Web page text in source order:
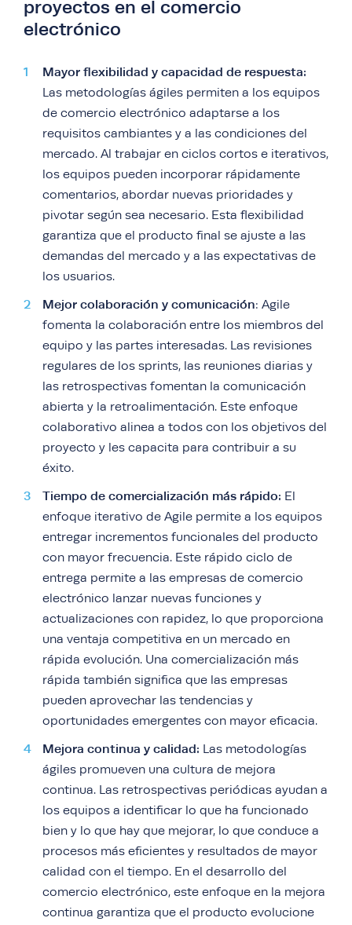
proyectos en el comercio
electrónico
Mayor flexibilidad y capacidad de respuesta:
Las metodologías ágiles permiten a los equipos
de comercio electrónico adaptarse a los
requisitos cambiantes y a las condiciones del
mercado. Al trabajar en ciclos cortos e iterativos,
los equipos pueden incorporar rápidamente
comentarios, abordar nuevas prioridades y
pivotar según sea necesario. Esta flexibilidad
garantiza que el producto final se ajuste a las
demandas del mercado y a las expectativas de
los usuarios.
Mejor colaboración y comunicación: Agile
fomenta la colaboración entre los miembros del
equipo y las partes interesadas. Las revisiones
regulares de los sprints, las reuniones diarias y
las retrospectivas fomentan la comunicación
abierta y la retroalimentación. Este enfoque
colaborativo alinea a todos con los objetivos del
proyecto y les capacita para contribuir a su
éxito.
Tiempo de comercialización más rápido: El
enfoque iterativo de Agile permite a los equipos
entregar incrementos funcionales del producto
con mayor frecuencia. Este rápido ciclo de
entrega permite a las empresas de comercio
electrónico lanzar nuevas funciones y
actualizaciones con rapidez, lo que proporciona
una ventaja competitiva en un mercado en
rápida evolución. Una comercialización más
rápida también significa que las empresas
pueden aprovechar las tendencias y
oportunidades emergentes con mayor eficacia.
Mejora continua y calidad: Las metodologías
ágiles promueven una cultura de mejora
continua. Las retrospectivas periódicas ayudan a
los equipos a identificar lo que ha funcionado
bien y lo que hay que mejorar, lo que conduce a
procesos más eficientes y resultados de mayor
calidad con el tiempo. En el desarrollo del
comercio electrónico, este enfoque en la mejora
continua garantiza que el producto evolucione